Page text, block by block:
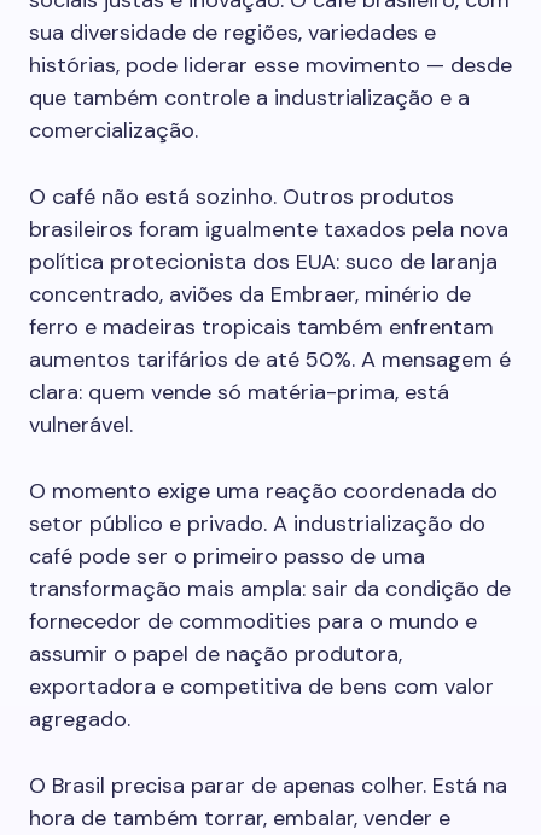
sua diversidade de regiões, variedades e
histórias, pode liderar esse movimento — desde
que também controle a industrialização e a
comercialização.
O café não está sozinho. Outros produtos
brasileiros foram igualmente taxados pela nova
política protecionista dos EUA: suco de laranja
concentrado, aviões da Embraer, minério de
ferro e madeiras tropicais também enfrentam
aumentos tarifários de até 50%. A mensagem é
clara: quem vende só matéria-prima, está
vulnerável.
O momento exige uma reação coordenada do
setor público e privado. A industrialização do
café pode ser o primeiro passo de uma
transformação mais ampla: sair da condição de
fornecedor de commodities para o mundo e
assumir o papel de nação produtora,
exportadora e competitiva de bens com valor
agregado.
O Brasil precisa parar de apenas colher. Está na
hora de também torrar, embalar, vender e